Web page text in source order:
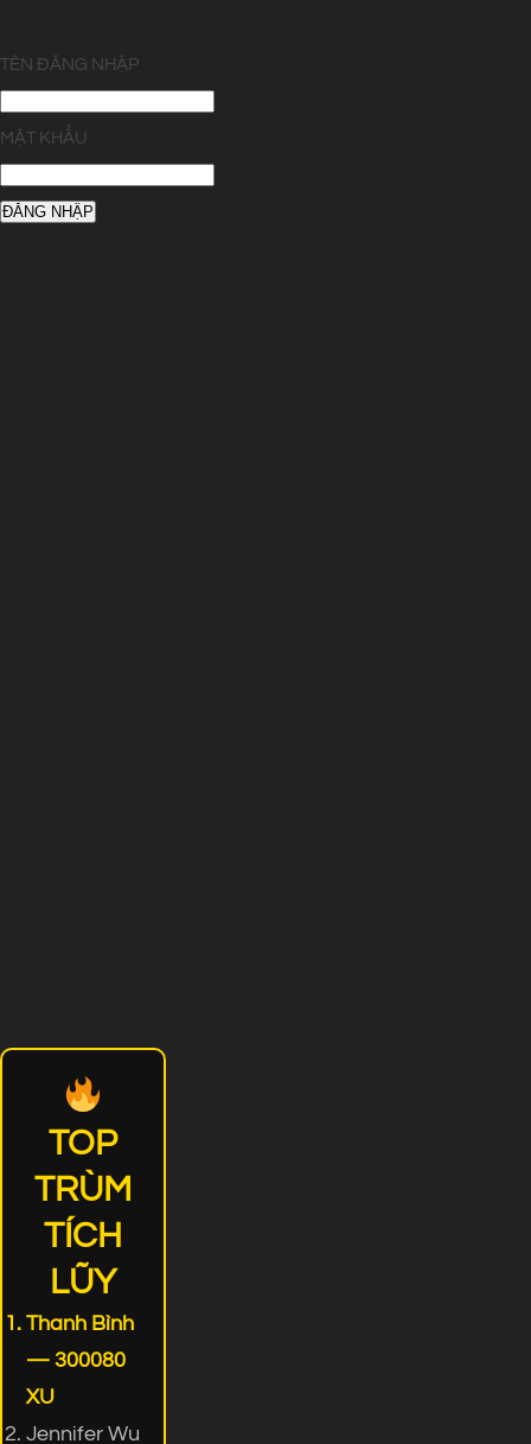
TÊN ĐĂNG NHẬP
MẬT KHẨU
TOP
TRÙM
TÍCH
LŨY
Thanh Bình
— 300080
XU
Jennifer Wu